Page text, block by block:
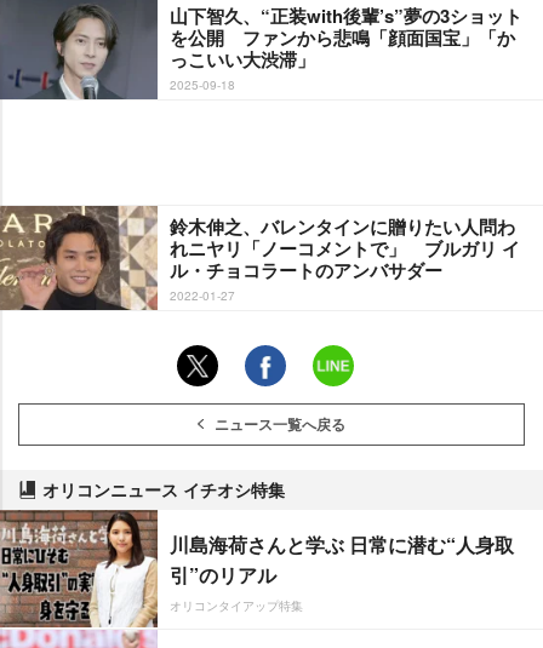
山下智久、“正装with後輩’s”夢の3ショット
を公開 ファンから悲鳴「顔面国宝」「か
っこいい大渋滞」
2025-09-18
鈴木伸之、バレンタインに贈りたい人問わ
れニヤリ「ノーコメントで」 ブルガリ イ
ル・チョコラートのアンバサダー
2022-01-27
ニュース一覧へ戻る
オリコンニュース イチオシ特集
川島海荷さんと学ぶ 日常に潜む“人身取
引”のリアル
オリコンタイアップ特集